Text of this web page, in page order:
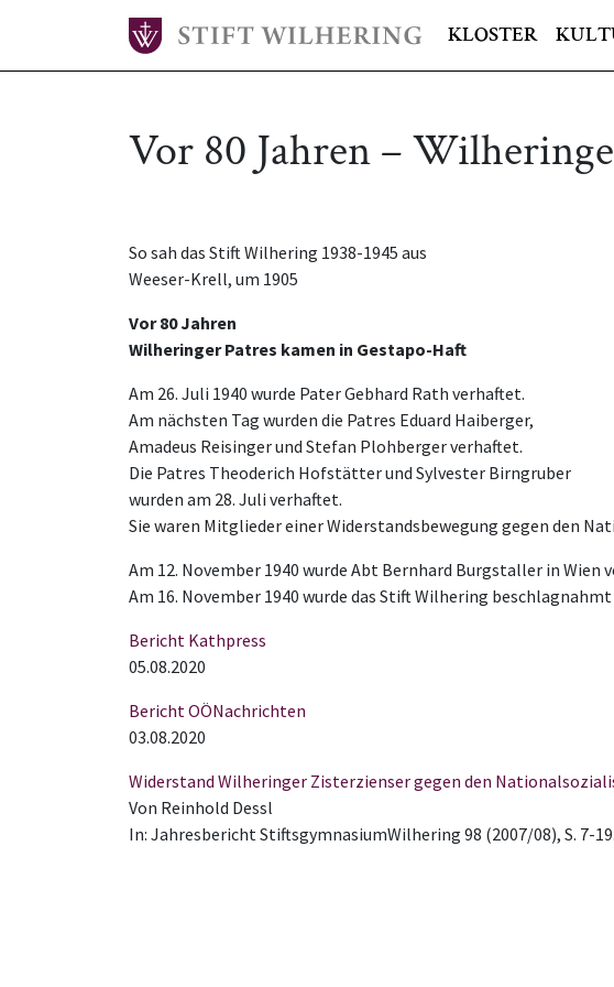
KLOSTER
Vor 80 Jahren –
So sah das Stift Wilhering 1938-1945 aus
Weeser-Krell, um 1905
Vor 80 Jahren
Wilheringer Patres kamen in Gestapo-Haft
Am 26. Juli 1940 wurde Pater Gebhard Rath verhaftet.
Am nächsten Tag wurden die Patres Eduard Haiberger,
Amadeus Reisinger und Stefan Plohberger verhaftet.
Die Patres Theoderich Hofstätter und Sylvester Birngruber
wurden am 28. Juli verhaftet.
Sie waren Mitglieder einer Widerstandsbewegung gegen den
Am 12. November 1940 wurde Abt Bernhard Burgstaller in Wien
Am 16. November 1940 wurde das Stift Wilhering
Bericht Kathpress
05.08.2020
Bericht OÖNachrichten
03.08.2020
Widerstand Wilheringer Zisterzienser gegen den
Von Reinhold Dessl
In: Jahresbericht StiftsgymnasiumWilhering 98 (2007/08), S. 7-19.